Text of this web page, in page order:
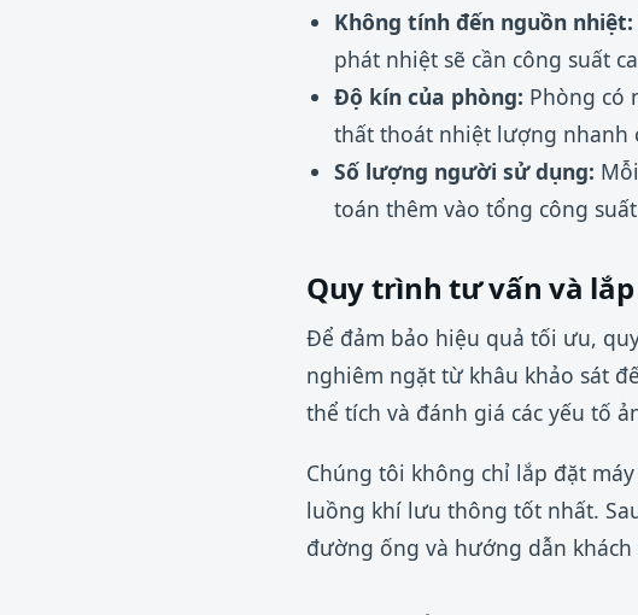
Không tính đến nguồn nhiệt:
phát nhiệt sẽ cần công suất
Độ kín của phòng: Phòng có
thất thoát nhiệt lượng nhanh
Số lượng người sử dụng:
toán thêm vào tổng công
Quy trình tư vấn và
Để đảm bảo hiệu quả tối ưu,
nghiêm ngặt từ khâu khảo sát
thể tích và đánh giá các yếu tố
Chúng tôi không chỉ lắp đặt
luồng khí lưu thông tốt nhất.
đường ống và hướng dẫn